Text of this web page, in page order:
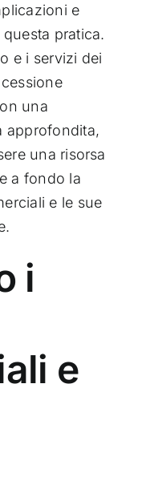
e
pratica.
e i servizi dei
una
approfondita,
una risorsa
a fondo la
e le sue
i
e